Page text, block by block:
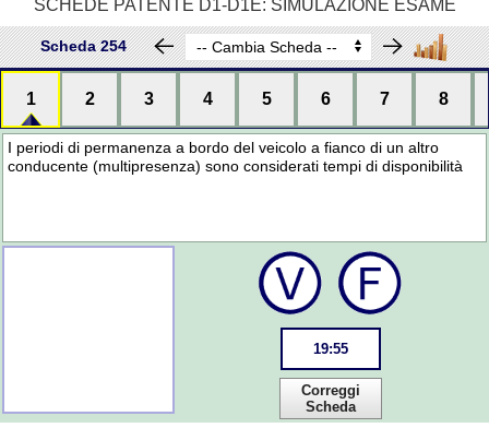
SCHEDE PATENTE D1-D1E: SIMULAZIONE ESAME
Scheda 254
1 2 3 4 5 6 7 8
I periodi di permanenza a bordo del veicolo a fianco di un altro
conducente (multipresenza) sono considerati tempi di disponibilità
19:55
Correggi
Scheda